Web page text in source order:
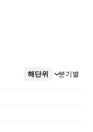
해단위 분기별
더보기